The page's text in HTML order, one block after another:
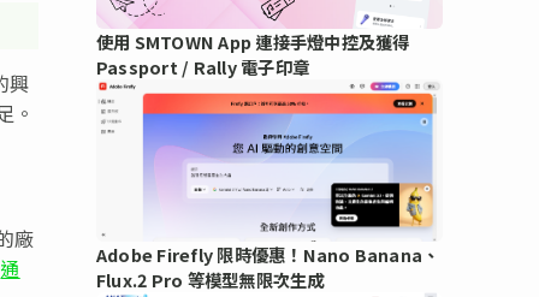
興
。
廠
通
使用 SMTOWN App 連接手燈中控及獲得
Passport / Rally 電子印章
Adobe Firefly 限時優惠！Nano Banana、
Flux.2 Pro 等模型無限次生成